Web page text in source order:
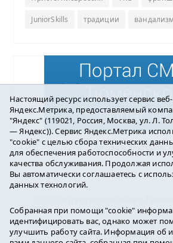
JuniorSkills традиции вандализм
Погода в
района2016-2023
Учредитель: АНО «ИИЦ «
Главный редактор:
Настоящий ресурс использует сервис
Яндекс.Метрика, предоставляемый
"Яндекс" (119021, Россия, Москва, ул. Л.
— Яндекс)). Сервис Яндекс.Метрика
"cookie" с целью сбора технических
для обеспечения работоспособности и
качества обслуживания. Продолжая
Вы автоматически соглашаетесь с
данных технологий.
Собранная при помощи "cookie"
идентифицировать вас, однако может
улучшить работу сайта. Информация об